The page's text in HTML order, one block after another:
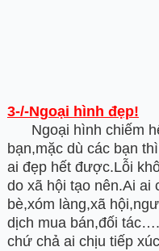
3-/-Ngoại hình đẹp!
Ngoại hình chiếm
bạn,mặc dù các bạn
ai đẹp hết được.Lỗi
do xã hội tạo nên.Ai ai
bè,xóm làng,xã
dịch mua bán,đối
chứ chả ai chịu tiếp